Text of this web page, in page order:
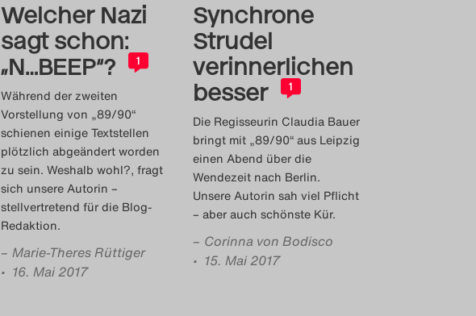
Welcher Nazi
sagt schon:
„N…BEEP“?
1
Während der zweiten
Vorstellung von „89/90“
schienen einige Textstellen
plötzlich abgeändert worden
zu sein. Weshalb wohl?, fragt
sich unsere Autorin –
stellvertretend für die Blog-
Redaktion.
– Marie-Theres Rüttiger
• 16. Mai 2017
Synchrone
Strudel
verinnerlichen
besser
1
Die Regisseurin Claudia Bauer
bringt mit „89/90“ aus Leipzig
einen Abend über die
Wendezeit nach Berlin.
Unsere Autorin sah viel Pflicht
– aber auch schönste Kür.
– Corinna von Bodisco
• 15. Mai 2017